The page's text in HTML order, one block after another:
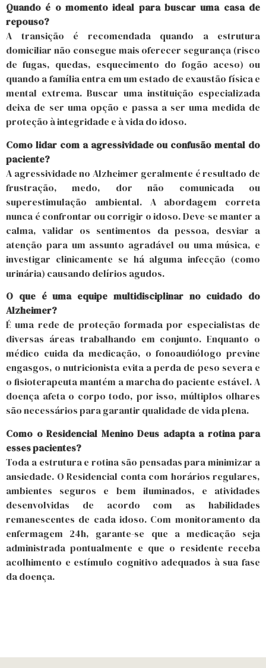
Quando é o momento ideal para buscar uma casa de
repouso?
A transição é recomendada quando a estrutura
domiciliar não consegue mais oferecer segurança (risco
de fugas, quedas, esquecimento do fogão aceso) ou
quando a família entra em um estado de exaustão física e
mental extrema. Buscar uma instituição especializada
deixa de ser uma opção e passa a ser uma medida de
proteção à integridade e à vida do idoso.
Como lidar com a agressividade ou confusão mental do
paciente?
A agressividade no Alzheimer geralmente é resultado de
frustração, medo, dor não comunicada ou
superestimulação ambiental. A abordagem correta
nunca é confrontar ou corrigir o idoso. Deve-se manter a
calma, validar os sentimentos da pessoa, desviar a
atenção para um assunto agradável ou uma música, e
investigar clinicamente se há alguma infecção (como
urinária) causando delírios agudos.
O que é uma equipe multidisciplinar no cuidado do
Alzheimer?
É uma rede de proteção formada por especialistas de
diversas áreas trabalhando em conjunto. Enquanto o
médico cuida da medicação, o fonoaudiólogo previne
engasgos, o nutricionista evita a perda de peso severa e
o fisioterapeuta mantém a marcha do paciente estável. A
doença afeta o corpo todo, por isso, múltiplos olhares
são necessários para garantir qualidade de vida plena.
Como o Residencial Menino Deus adapta a rotina para
esses pacientes?
Toda a estrutura e rotina são pensadas para minimizar a
ansiedade. O Residencial conta com horários regulares,
ambientes seguros e bem iluminados, e atividades
desenvolvidas de acordo com as habilidades
remanescentes de cada idoso. Com monitoramento da
enfermagem 24h, garante-se que a medicação seja
administrada pontualmente e que o residente receba
acolhimento e estímulo cognitivo adequados à sua fase
da doença.